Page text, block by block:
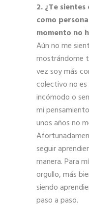
2. ¿Te
como
momento no
Aún no me
mostrándome
vez soy más
colectivo no
incómodo o
mi
unos años no
seguir
manera. Para
orgullo, más
siendo
paso a paso.